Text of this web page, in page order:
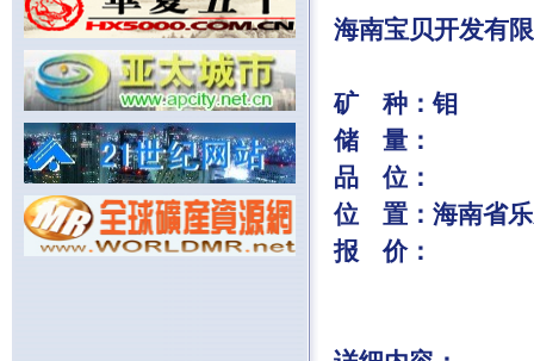
海南宝贝开发有
矿
种：钼
储
量：
品
位：
位
置：海南省
报
价：